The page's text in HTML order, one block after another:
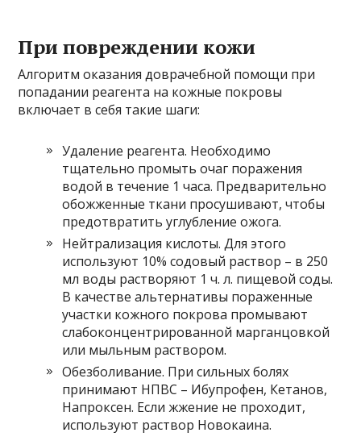
При повреждении кожи
Алгоритм оказания доврачебной помощи при
попадании реагента на кожные покровы
включает в себя такие шаги:
Удаление реагента. Необходимо
тщательно промыть очаг поражения
водой в течение 1 часа. Предварительно
обожженные ткани просушивают, чтобы
предотвратить углубление ожога.
Нейтрализация кислоты. Для этого
используют 10% содовый раствор – в 250
мл воды растворяют 1 ч. л. пищевой соды.
В качестве альтернативы пораженные
участки кожного покрова промывают
слабоконцентрированной марганцовкой
или мыльным раствором.
Обезболивание. При сильных болях
принимают НПВС – Ибупрофен, Кетанов,
Напроксен. Если жжение не проходит,
используют раствор Новокаина.